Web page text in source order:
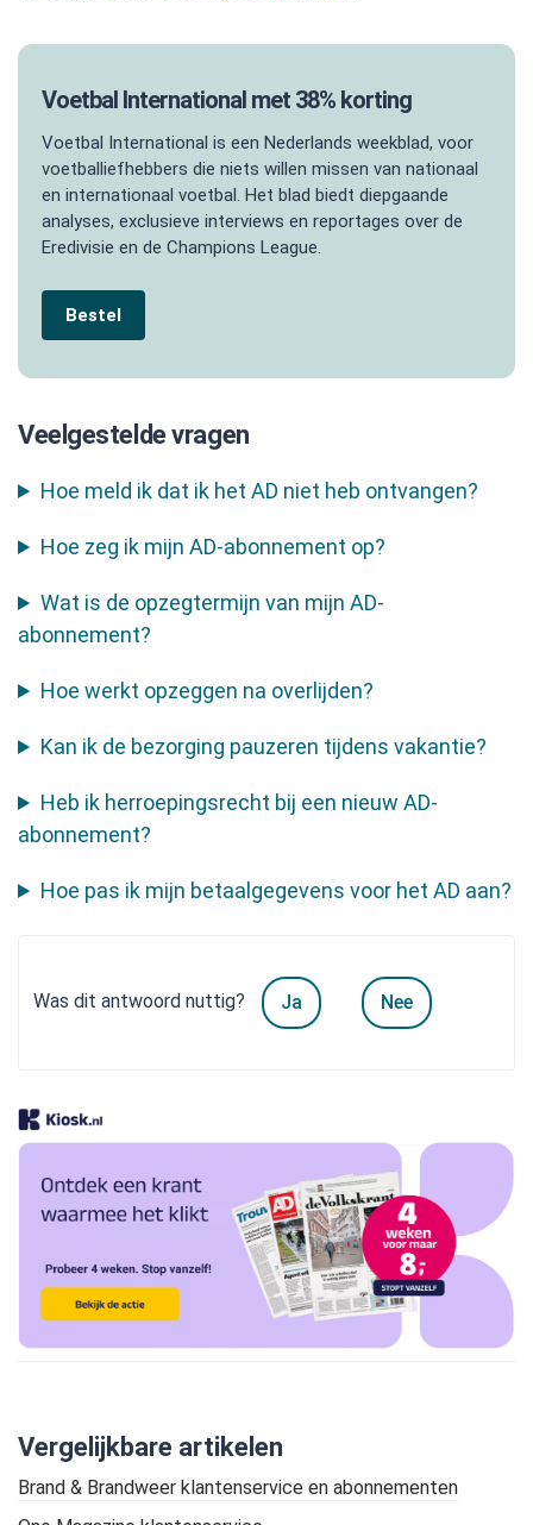
Voetbal International met 38% korting
Voetbal International is een Nederlands weekblad, voor
voetballiefhebbers die niets willen missen van nationaal
en internationaal voetbal. Het blad biedt diepgaande
analyses, exclusieve interviews en reportages over de
Eredivisie en de Champions League.
Bestel
Veelgestelde vragen
Hoe meld ik dat ik het AD niet heb ontvangen?
Hoe zeg ik mijn AD-abonnement op?
Wat is de opzegtermijn van mijn AD-
abonnement?
Hoe werkt opzeggen na overlijden?
Kan ik de bezorging pauzeren tijdens vakantie?
Heb ik herroepingsrecht bij een nieuw AD-
abonnement?
Hoe pas ik mijn betaalgegevens voor het AD aan?
Was dit antwoord nuttig? Ja Nee
Vergelijkbare artikelen
Brand & Brandweer klantenservice en abonnementen